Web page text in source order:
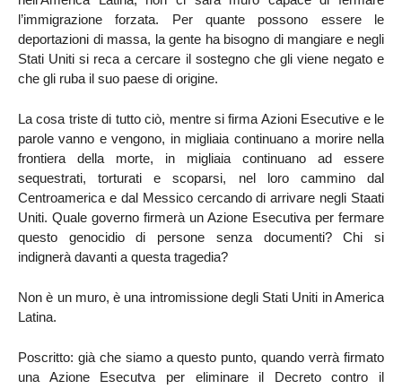
l’immigrazione forzata. Per quante possono essere le
deportazioni di massa, la gente ha bisogno di mangiare e negli
Stati Uniti si reca a cercare il sostegno che gli viene negato e
che gli ruba il suo paese di origine.
La cosa triste di tutto ciò, mentre si firma Azioni Esecutive e le
parole vanno e vengono, in migliaia continuano a morire nella
frontiera della morte, in migliaia continuano ad essere
sequestrati, torturati e scoparsi, nel loro cammino dal
Centroamerica e dal Messico cercando di arrivare negli Staati
Uniti. Quale governo firmerà un Azione Esecutiva per fermare
questo genocidio di persone senza documenti? Chi si
indignerà davanti a questa tragedia?
Non è un muro, è una intromissione degli Stati Uniti in America
Latina.
Poscritto: già che siamo a questo punto, quando verrà firmato
una Azione Esecutva per eliminare il Decreto contro il